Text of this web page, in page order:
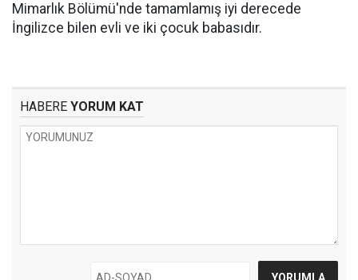
Mimarlık Bölümü'nde tamamlamış iyi derecede
İngilizce bilen evli ve iki çocuk babasıdır.
HABERE YORUM KAT